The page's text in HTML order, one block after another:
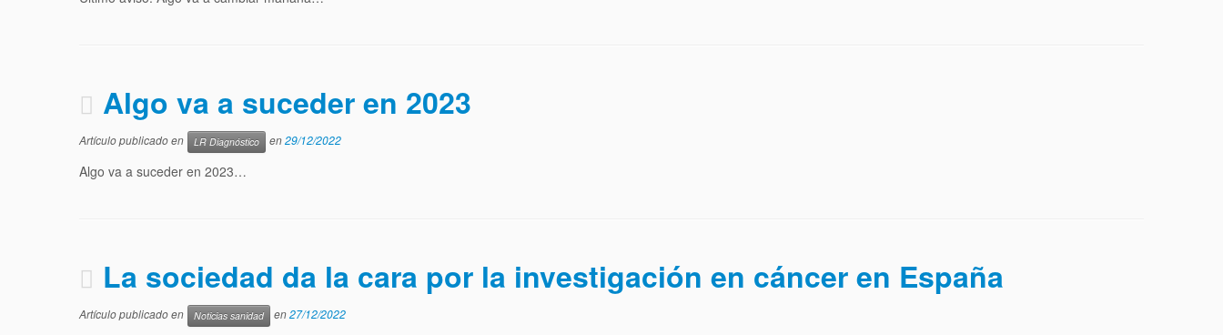
Algo va a suceder en 2023
Artículo publicado en LR Diagnóstico en29/12/2022
Algo va a suceder en 2023…
La sociedad da la cara por la investigación en cáncer en España
Artículo publicado en Noticias sanidad en27/12/2022